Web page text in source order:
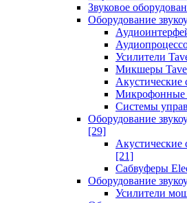
Звуковое
Оборудование
Усилители
Микшеры
Акустические
Микрофонные
Системы
Оборудование
[29]
Акустические
[21]
Сабвуферы
Оборудование
Усилители